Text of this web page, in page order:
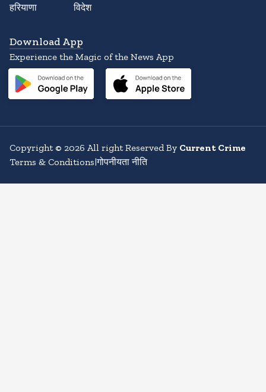
हरियाणा
विदेश
Download App
Experience the Magic of the News App
Copyright© 2026 All right Reserved By Current Crime
Terms & Conditions|गोपनीयता नीति